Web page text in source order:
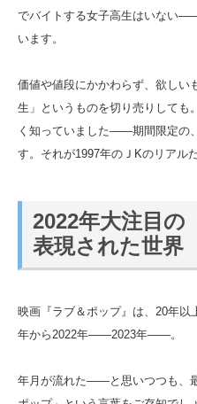
でバイトする女子高生はいない
います。
価値や値段にかかわらず、欲しい
生」というものを切り売りしても
く知っていました――期間限定の
す。それが1997年のＪKのリアル
2022年大注目の
表現された世界
映画『ラブ＆ポップ』は、20年
年から2022年――2023年――。
年月が流れた――と思いつつも、